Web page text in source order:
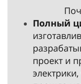
Полный
проект и